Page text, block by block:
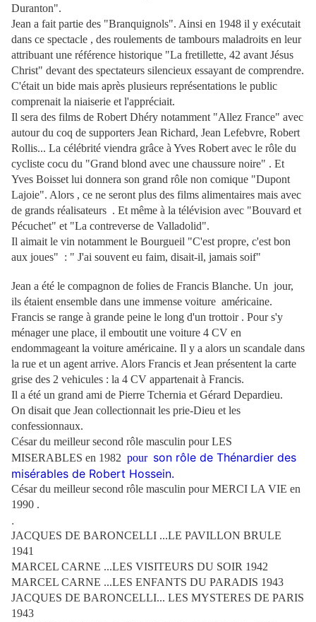
Duranton".
Jean a fait partie des "Branquignols". Ainsi en 1948 il y exécutait
dans ce spectacle , des roulements de tambours maladroits en leur
attribuant une référence historique "La fretillette, 42 avant Jésus
Christ" devant des spectateurs silencieux essayant de comprendre.
C'était un bide mais après plusieurs représentations le public
comprenait la niaiserie et l'appréciait.
Il sera des films de Robert Dhéry notamment "Allez France" avec
autour du coq de supporters Jean Richard, Jean Lefebvre, Robert
Rollis... La célébrité viendra grâce à Yves Robert avec le rôle du
cycliste cocu du "Grand blond avec une chaussure noire" . Et
Yves Boisset lui donnera son grand rôle non comique "Dupont
Lajoie". Alors , ce ne seront plus des films alimentaires mais avec
de grands réalisateurs . Et même à la télévision avec "Bouvard et
Pécuchet" et "La contreverse de Valladolid".
Il aimait le vin notamment le Bourgueil "C'est propre, c'est bon
aux joues" : " J'ai souvent eu faim, disait-il, jamais soif"
Jean a été le compagnon de folies de Francis Blanche. Un jour,
ils étaient ensemble dans une immense voiture américaine.
Francis se range à grande peine le long d'un trottoir . Pour s'y
ménager une place, il emboutit une voiture 4 CV en
endommageant la voiture américaine. Il y a alors un scandale dans
la rue et un agent arrive. Alors Francis et Jean présentent la carte
grise des 2 vehicules : la 4 CV appartenait à Francis.
Il a été un grand ami de Pierre Tchernia et Gérard Depardieu.
On disait que Jean collectionnait les prie-Dieu et les
confessionnaux.
César du meilleur second rôle masculin pour LES
MISERABLES en 1982 pour son rôle de Thénardier des
misérables de Robert Hossein.
César du meilleur second rôle masculin pour MERCI LA VIE en
1990 .
.
JACQUES DE BARONCELLI ...LE PAVILLON BRULE
1941
MARCEL CARNE ...LES VISITEURS DU SOIR 1942
MARCEL CARNE ...LES ENFANTS DU PARADIS 1943
JACQUES DE BARONCELLI... LES MYSTERES DE PARIS
1943